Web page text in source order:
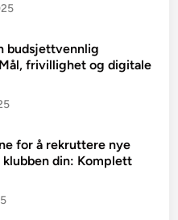
budsjettvennlig
frivillighet og digitale
for å rekruttere nye
din: Komplett